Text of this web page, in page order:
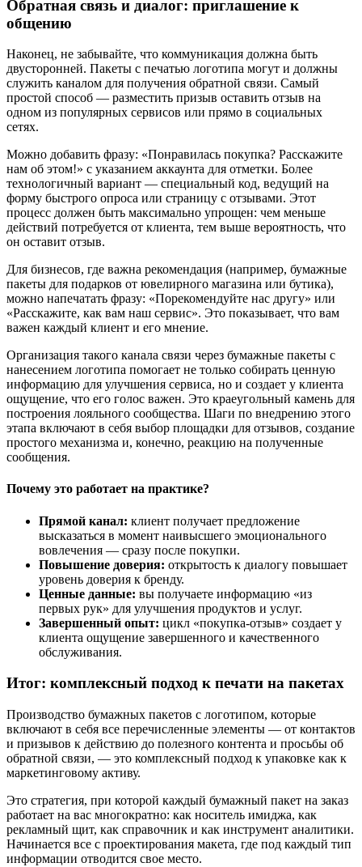
Обратная связь и диалог: приглашение к
общению
Наконец, не забывайте, что коммуникация должна быть
двусторонней. Пакеты с печатью логотипа могут и должны
служить каналом для получения обратной связи. Самый
простой способ — разместить призыв оставить отзыв на
одном из популярных сервисов или прямо в социальных
сетях.
Можно добавить фразу: «Понравилась покупка? Расскажите
нам об этом!» с указанием аккаунта для отметки. Более
технологичный вариант — специальный код, ведущий на
форму быстрого опроса или страницу с отзывами. Этот
процесс должен быть максимально упрощен: чем меньше
действий потребуется от клиента, тем выше вероятность, что
он оставит отзыв.
Для бизнесов, где важна рекомендация (например, бумажные
пакеты для подарков от ювелирного магазина или бутика),
можно напечатать фразу: «Порекомендуйте нас другу» или
«Расскажите, как вам наш сервис». Это показывает, что вам
важен каждый клиент и его мнение.
Организация такого канала связи через бумажные пакеты с
нанесением логотипа помогает не только собирать ценную
информацию для улучшения сервиса, но и создает у клиента
ощущение, что его голос важен. Это краеугольный камень для
построения лояльного сообщества. Шаги по внедрению этого
этапа включают в себя выбор площадки для отзывов, создание
простого механизма и, конечно, реакцию на полученные
сообщения.
Почему это работает на практике?
Прямой канал: клиент получает предложение
высказаться в момент наивысшего эмоционального
вовлечения — сразу после покупки.
Повышение доверия: открытость к диалогу повышает
уровень доверия к бренду.
Ценные данные: вы получаете информацию «из
первых рук» для улучшения продуктов и услуг.
Завершенный опыт: цикл «покупка-отзыв» создает у
клиента ощущение завершенного и качественного
обслуживания.
Итог: комплексный подход к печати на пакетах
Производство бумажных пакетов с логотипом, которые
включают в себя все перечисленные элементы — от контактов
и призывов к действию до полезного контента и просьбы об
обратной связи, — это комплексный подход к упаковке как к
маркетинговому активу.
Это стратегия, при которой каждый бумажный пакет на заказ
работает на вас многократно: как носитель имиджа, как
рекламный щит, как справочник и как инструмент аналитики.
Начинается все с проектирования макета, где под каждый тип
информации отводится свое место.